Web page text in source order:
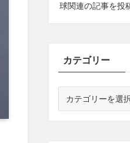
球関連の記事を投
カテゴリー